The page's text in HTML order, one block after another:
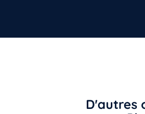
D'autres